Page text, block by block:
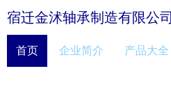
宿迁金沭轴承制造有限公司
首页 企业简介 产品大全